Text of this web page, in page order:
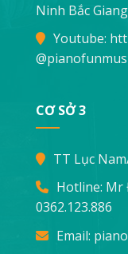
Ninh Bắc Giang
Youtube:
CƠ SỞ 3
TT Lục
Hotline: Mr
0362.123.886
Email: